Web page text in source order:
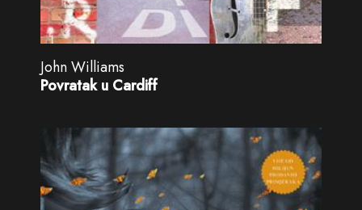
John Williams
Povratak u Cardiff